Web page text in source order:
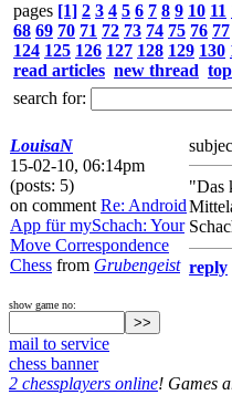
pages [1] 2 3 4 5 6 7 8 9 10 11
68 69 70 71 72 73 74 75 76 77
124 125 126 127 128 129 130
read articles new thread
search for:
LouisaN
15-02-10, 06:14pm
(posts: 5)
on comment Re: Android
App für mySchach: Your
Move Correspondence
Chess from Grubengeist
"Das
reply
show game no:
mail to service
chess banner
2 chessplayers online! Games